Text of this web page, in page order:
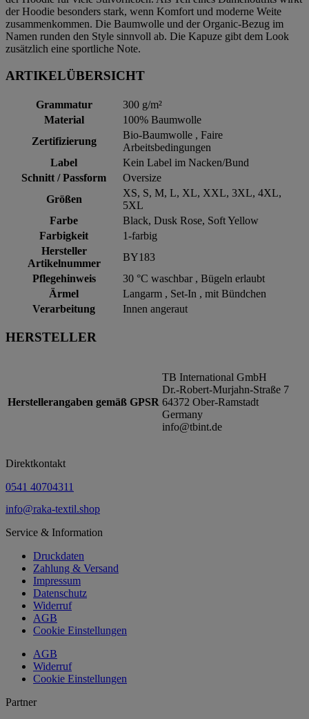
der Hoodie besonders stark, wenn Komfort und moderne Weite
zusammenkommen. Die Baumwolle und der Organic-Bezug im
Namen runden den Style sinnvoll ab. Die Kapuze gibt dem Look
zusätzlich eine sportliche Note.
ARTIKELÜBERSICHT
Grammatur
300 g/m²
Material
100% Baumwolle
Zertifizierung
Bio-Baumwolle , Faire
Arbeitsbedingungen
Label
Kein Label im Nacken/Bund
Schnitt / Passform
Oversize
Größen
XS, S, M, L, XL, XXL, 3XL, 4XL,
5XL
Farbe
Black, Dusk Rose, Soft Yellow
Farbigkeit
1-farbig
Hersteller
Artikelnummer
BY183
Pflegehinweis
30 °C waschbar , Bügeln erlaubt
Ärmel
Langarm , Set-In , mit Bündchen
Verarbeitung
Innen angeraut
HERSTELLER
Herstellerangaben gemäß GPSR
TB International GmbH
Dr.-Robert-Murjahn-Straße 7
64372 Ober-Ramstadt
Germany
info@tbint.de
Direktkontakt
0541 40704311
info@raka-textil.shop
Service & Information
Druckdaten
Zahlung & Versand
Impressum
Datenschutz
Widerruf
AGB
Cookie Einstellungen
AGB
Widerruf
Cookie Einstellungen
Partner